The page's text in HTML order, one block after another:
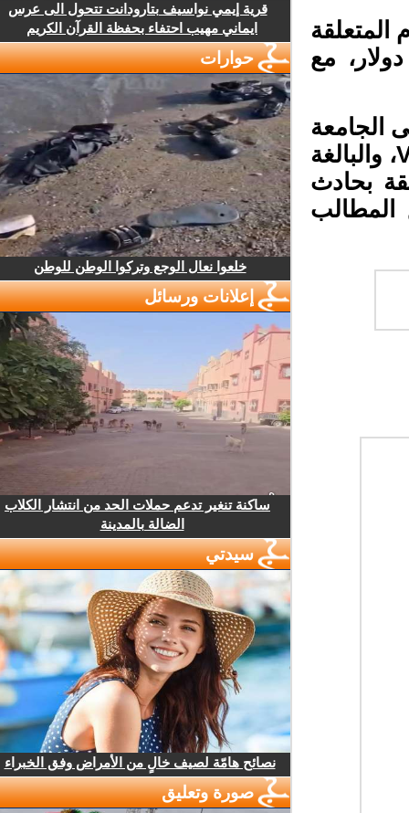
إلى 50 ألف دولار، مع
الجامعة
المغربية بشأن الدخول إلى منطقة مراجعة الـVAR، والبالغة
بحادث
المطالب
قرية إيمي نواسيف بتارودانت تتحول الى عرس
ايماني مهيب احتفاء بحفظة القرآن الكريم
حوارات
خلعوا نعال الوجع وتركوا الوطن للوطن
إعلانات ورسائل
ساكنة تنغير تدعم حملات الحد من انتشار الكلاب
الضالة بالمدينة
سيدتي
نصائح هامّة لصيف خالٍ من الأمراض وفق الخبراء
صورة وتعليق